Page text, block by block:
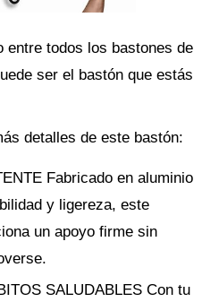
entre todos los bastones de
ser el bastón que estás
detalles de este bastón:
Fabricado en aluminio
y ligereza, este
un apoyo firme sin
SALUDABLES Con tu